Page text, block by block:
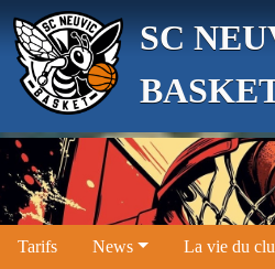
SC
Tarifs News La vie du
Panneau de gestion des cookies